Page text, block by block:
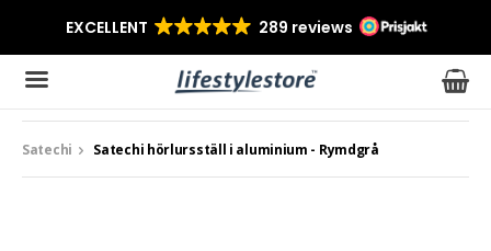
Produkten har blivit tillagd i varukorgen
Satechi Satechi hörlursställ i aluminium - Rymdgrå